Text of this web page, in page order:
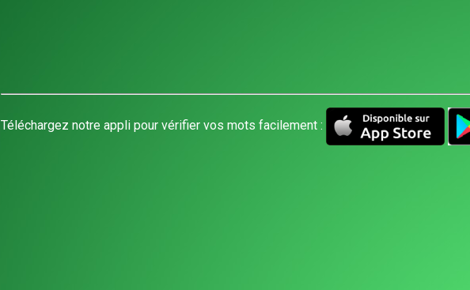
Téléchargez notre appli pour vérifier vos mots facilement :